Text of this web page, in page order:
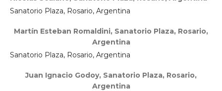
Sanatorio Plaza, Rosario, Argentina
Martín Esteban Romaldini, Sanatorio Plaza, Rosario,
Argentina
Sanatorio Plaza, Rosario, Argentina
Juan Ignacio Godoy, Sanatorio Plaza, Rosario,
Argentina